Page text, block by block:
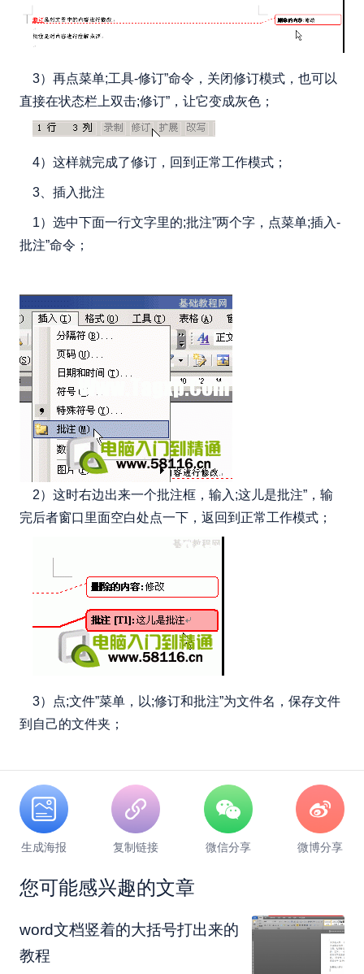
3）再点菜单;工具-修订”命令，关闭修订模式，也可以
直接在状态栏上双击;修订”，让它变成灰色；
4）这样就完成了修订，回到正常工作模式；
3、插入批注
1）选中下面一行文字里的;批注”两个字，点菜单;插入-
批注”命令；
2）这时右边出来一个批注框，输入;这儿是批注”，输
完后者窗口里面空白处点一下，返回到正常工作模式；
3）点;文件”菜单，以;修订和批注”为文件名，保存文件
到自己的文件夹；
生成海报 复制链接 微信分享 微博分享
您可能感兴趣的文章
word文档竖着的大括号打出来的
教程